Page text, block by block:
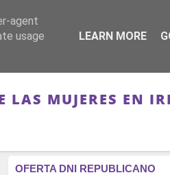
RÉGIMEN - MONARQUÍA
MUJERES EN
OFERTA DNI REPUBLICANO
agent
usage
LEARN MORE